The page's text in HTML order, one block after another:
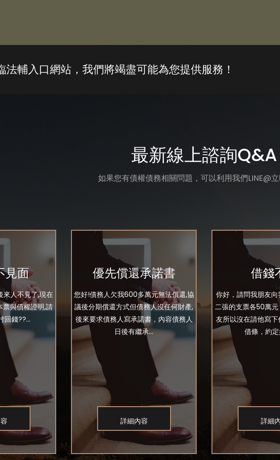
法輔入口網站，我們將竭盡可能為您提供服務！
最新線上諮詢Q&A
如果您有債權債務相關問題，可以利用我們LINE@立
見面
人不見了,現在
與債權證明,請
回錢??...
優先償還承諾書
您好!債務人欠我600多萬元無法償還,協
議後分期償還方式但債務人沒任何財產,
後來要求債務人寫承諾書，內容債務人
日後有繼承...
詳細內容
借錢
你好，請問我朋友
二張的支票各50萬
友所以沒在請他寫下
借條，約
詳細